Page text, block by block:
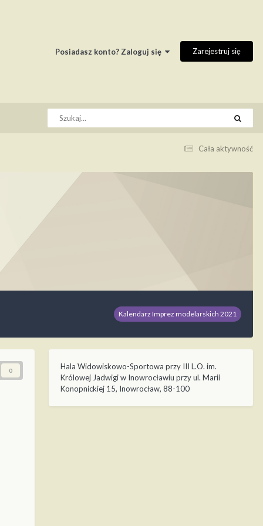
Posiadasz konto? Zaloguj się Zarejestruj się
Cała aktywność
Kalendarz Imprez modelarskich 2021
0
Hala Widowiskowo-Sportowa przy III L.O. im.
Królowej Jadwigi w Inowrocławiu przy ul. Marii
Konopnickiej 15, Inowrocław, 88-100